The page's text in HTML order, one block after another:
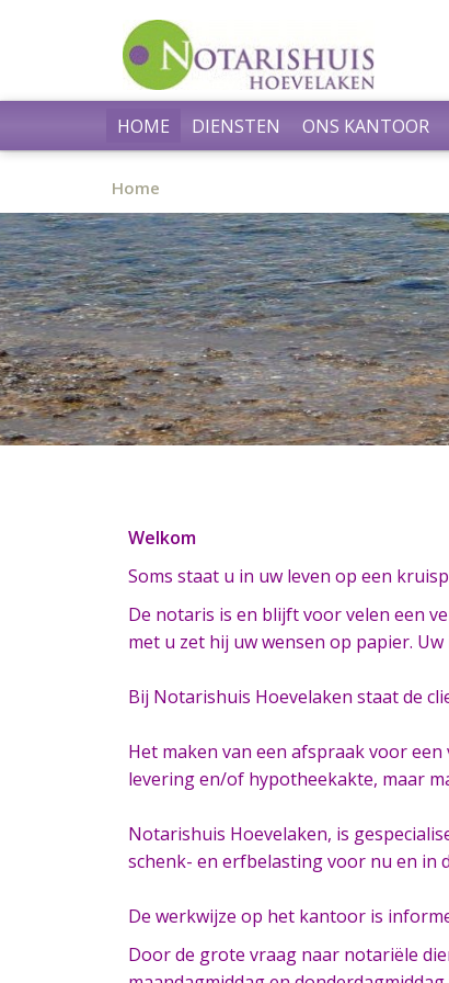
HOME DIENSTEN ONS KANTOOR
Home
Welkom
Soms staat u in uw leven op een
De notaris is en blijft voor velen een
met u zet hij uw wensen op papier.
Bij Notarishuis Hoevelaken staat de
Het maken van een afspraak voor
levering en/of hypotheekakte, maar
Notarishuis Hoevelaken, is
schenk- en erfbelasting voor nu en in
De werkwijze op het kantoor is
Door de grote vraag naar notariële